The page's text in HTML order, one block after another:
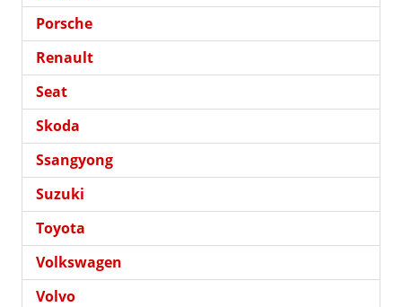
Porsche
Renault
Seat
Skoda
Ssangyong
Suzuki
Toyota
Volkswagen
Volvo